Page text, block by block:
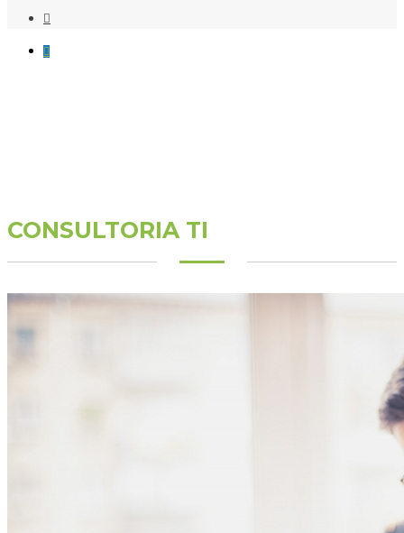
CONSULTORIA TI